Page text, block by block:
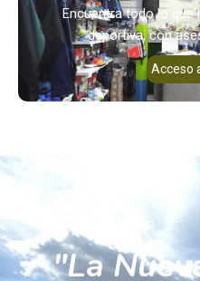
Encuentra todo lo que
deportiva, con
Acceso
"La